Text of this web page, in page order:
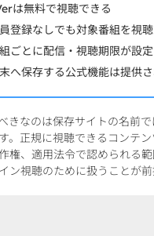
は無料で視聴できる
登録なしでも対象番組を視
ごとに配信・視聴期限が設
へ保存する公式機能は提供
きなのは保存サイトの名前
。正規に視聴できるコンテ
権、適用法令で認められる
ン視聴のために扱うことが前